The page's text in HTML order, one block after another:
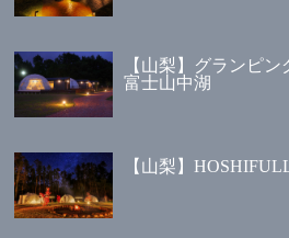
【山梨】グランピ
富士山中湖
【山梨】